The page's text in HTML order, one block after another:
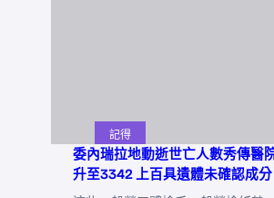
記得
委內瑞拉地動逝世亡人數秀傳醫
升至3342 上百具遺體未確認成分